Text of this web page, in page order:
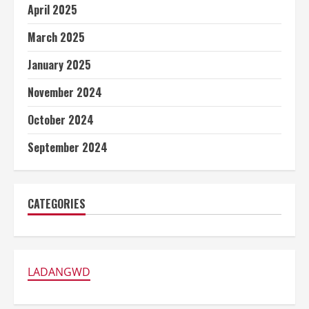
April 2025
March 2025
January 2025
November 2024
October 2024
September 2024
CATEGORIES
LADANGWD